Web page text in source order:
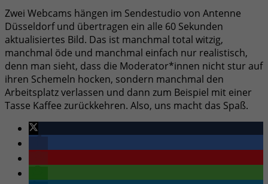
Zwei Webcams hängen im Sendestudio von Antenne
Düsseldorf und übertragen ein alle 60 Sekunden
aktualisiertes Bild. Das ist manchmal total witzig,
manchmal öde und manchmal einfach nur realistisch,
denn man sieht, dass die Moderator*innen nicht stur auf
ihren Schemeln hocken, sondern manchmal den
Arbeitsplatz verlassen und dann zum Beispiel mit einer
Tasse Kaffee zurückkehren. Also, uns macht das Spaß.